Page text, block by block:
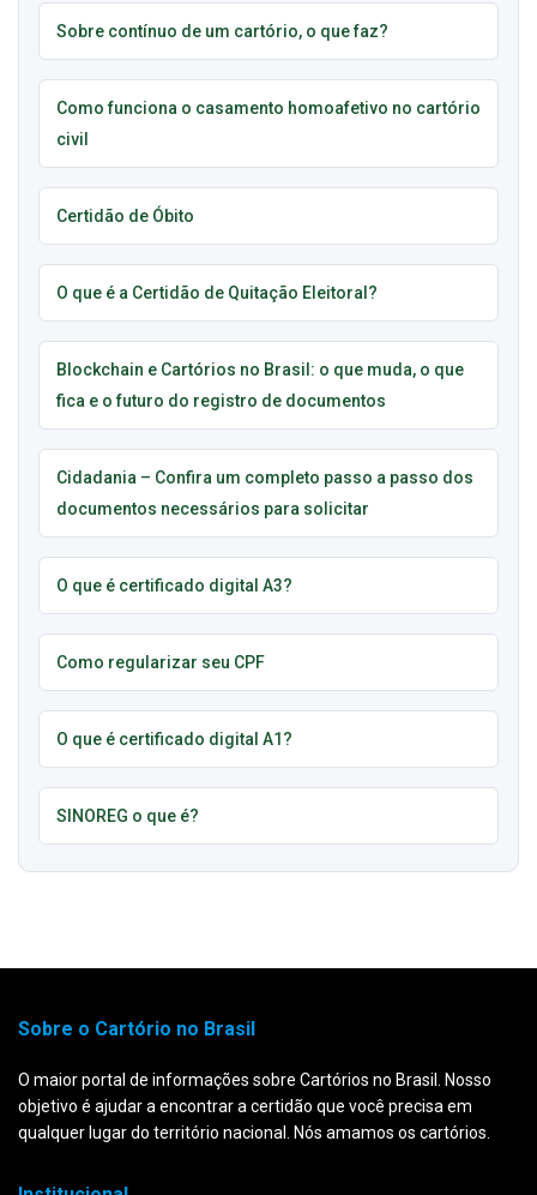
Sobre contínuo de um cartório, o que faz?
Como funciona o casamento homoafetivo no cartório
civil
Certidão de Óbito
O que é a Certidão de Quitação Eleitoral?
Blockchain e Cartórios no Brasil: o que muda, o que
fica e o futuro do registro de documentos
Cidadania – Confira um completo passo a passo dos
documentos necessários para solicitar
O que é certificado digital A3?
Como regularizar seu CPF
O que é certificado digital A1?
SINOREG o que é?
Sobre o Cartório no Brasil
O maior portal de informações sobre Cartórios no Brasil. Nosso
objetivo é ajudar a encontrar a certidão que você precisa em
qualquer lugar do território nacional. Nós amamos os cartórios.